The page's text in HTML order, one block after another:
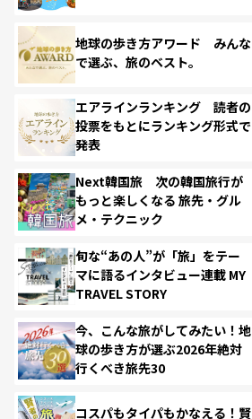
地球の歩き方アワード みんな
で選ぶ、旅のベスト。
エアラインランキング 読者の
投票をもとにランキング形式で
発表
Next韓国旅 次の韓国旅行が
もっと楽しくなる 旅先・グル
メ・テクニック
旬な“あの人”が「旅」をテー
マに語るインタビュー連載 MY
TRAVEL STORY
今、こんな旅がしてみたい！地
球の歩き方が選ぶ2026年絶対
行くべき旅先30
コスパもタイパもかなえる！賢